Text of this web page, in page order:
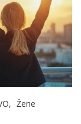
Žene